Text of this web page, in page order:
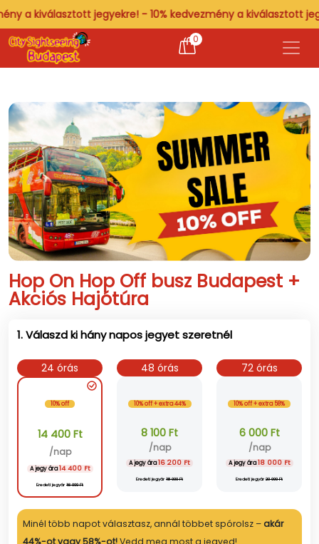
kiválasztott jegyekre! - 10% kedvezmény a kiválasztott
0
Hop On Hop Off busz Budapest +
Akciós Hajótúra
1. Válaszd ki hány napos jegyet szeretnél
24 órás
10% off
14 400 Ft
/nap
A jegy ára14 400 Ft
Eredeti jegyár 16 000 Ft
48 órás
10% off + extra 44%
8 100 Ft
/nap
A jegy ára16 200 Ft
Eredeti jegyár 18 000 Ft
72 órás
10% off + extra 58%
6 000 Ft
/nap
A jegy ára18 000 Ft
Eredeti jegyár 20 000 Ft
Minél több napot választasz, annál többet spórolsz –akár
44%-ot vagy 58%-ot!Vedd meg most a jegyed!